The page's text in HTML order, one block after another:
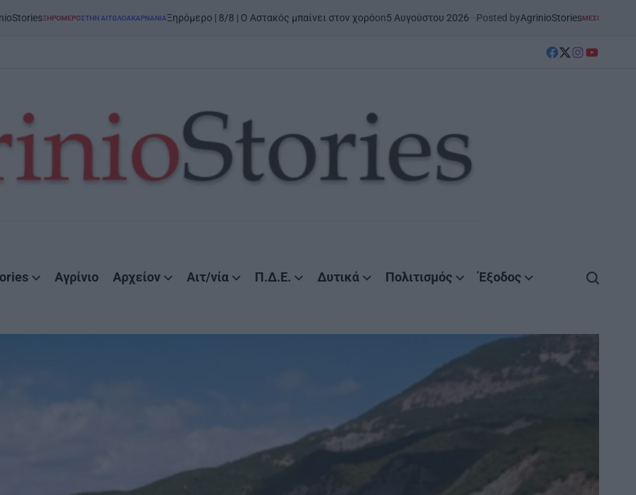
ΣΤΗΝ ΑΙΤΩΛΟΑΚΑΡΝΑΝΊΑΞηρόμερο | 8/8 | Ο Αστακός μπαίνει στον χορόon5 Αυγούστου 2026 Posted byAgrinioStoriesPOSTED
ΜΕΣΟΛΌΓΓΙΣΤΗΝ ΑΙΤΩΛΟΑΚΑΡΝΑΝΊΑ
facebook
Twitter
instagram
YouTube
Αγρίνιο Αρχείον Αιτ/νία Π.Δ.Ε. Δυτικά Πολιτισμός Έξοδος